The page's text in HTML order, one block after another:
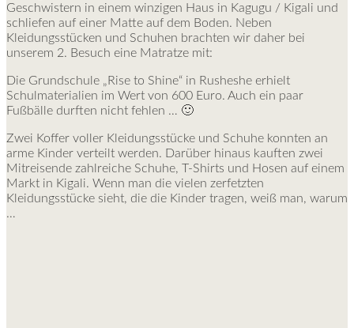
Geschwistern in einem winzigen Haus in Kagugu / Kigali und
schliefen auf einer Matte auf dem Boden. Neben
Kleidungsstücken und Schuhen brachten wir daher bei
unserem 2. Besuch eine Matratze mit:
Die Grundschule „Rise to Shine“ in Rusheshe erhielt
Schulmaterialien im Wert von 600 Euro. Auch ein paar
Fußbälle durften nicht fehlen … 🙂
Zwei Koffer voller Kleidungsstücke und Schuhe konnten an
arme Kinder verteilt werden. Darüber hinaus kauften zwei
Mitreisende zahlreiche Schuhe, T-Shirts und Hosen auf einem
Markt in Kigali. Wenn man die vielen zerfetzten
Kleidungsstücke sieht, die die Kinder tragen, weiß man, warum
…